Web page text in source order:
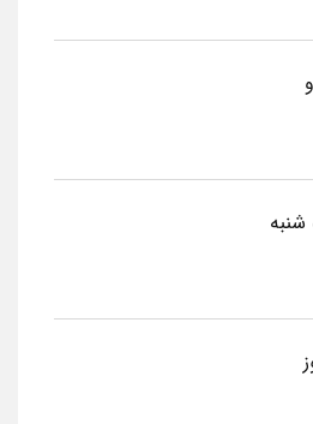
شنبه